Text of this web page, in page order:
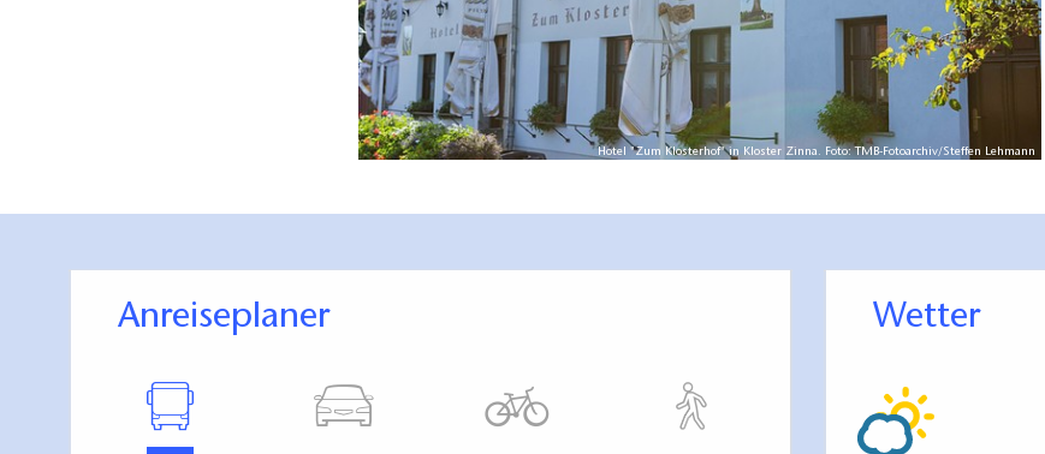
Hotel "Zum Klosterhof" in Kloster Zinna. Foto: TMB-Fotoarchiv/Steffen Lehmann
Anreiseplaner Wetter